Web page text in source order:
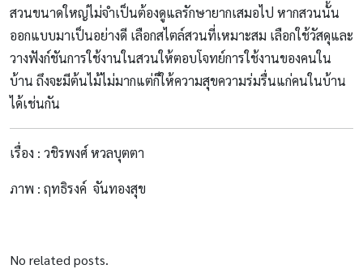
สวนขนาดใหญ่ไม่จำเป็นต้องดูแลรักษายากเสมอไป หากสวนนั้น
ออกแบบมาเป็นอย่างดี เลือกสไตล์สวนที่เหมาะสม เลือกใช้วัสดุและ
วางฟังก์ชันการใช้งานในสวนให้ตอบโจทย์การใช้งานของคนใน
บ้าน ถึงจะมีต้นไม้ไม่มากแต่ก็ให้ความสุขความร่มรื่นแก่คนในบ้าน
ได้เช่นกัน
เรื่อง : วชิรพงศ์ หวลบุตตา
ภาพ : ฤทธิรงค์ จันทองสุข
No related posts.